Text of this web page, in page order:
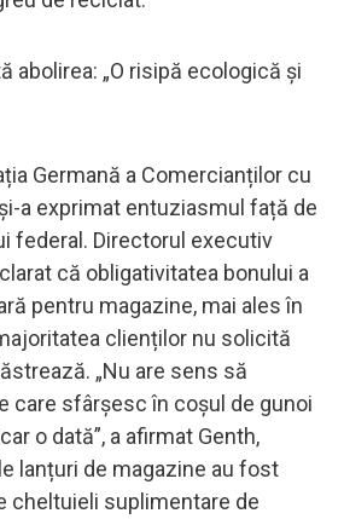
abolirea: „O risipă ecologică și
Germană a Comercianților cu
a exprimat entuziasmul față de
federal. Directorul executiv
că obligativitatea bonului a
pentru magazine, mai ales în
clienților nu solicită
„Nu are sens să
care sfârșesc în coșul de gunoi
o dată”, a afirmat Genth,
lanțuri de magazine au fost
cheltuieli suplimentare de